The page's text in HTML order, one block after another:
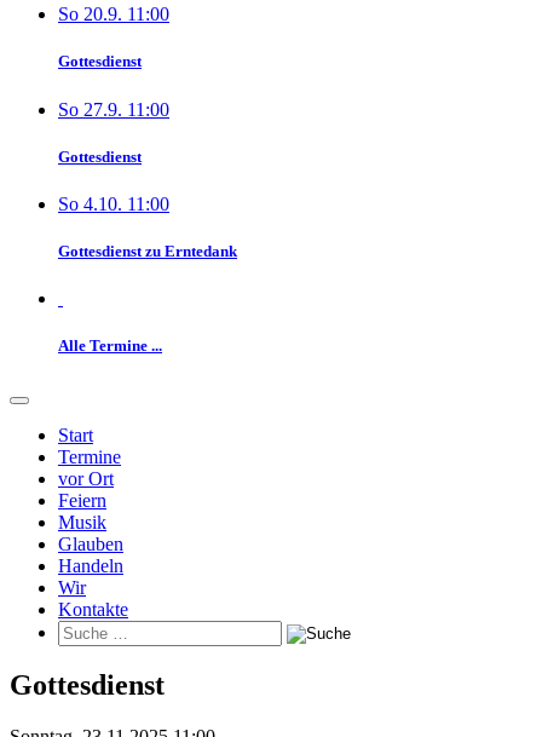
So 20.9. 11:00
Gottesdienst
So 27.9. 11:00
Gottesdienst
So 4.10. 11:00
Gottesdienst zu Erntedank
Alle Termine ...
Start
Termine
vor Ort
Feiern
Musik
Glauben
Handeln
Wir
Kontakte
Gottesdienst